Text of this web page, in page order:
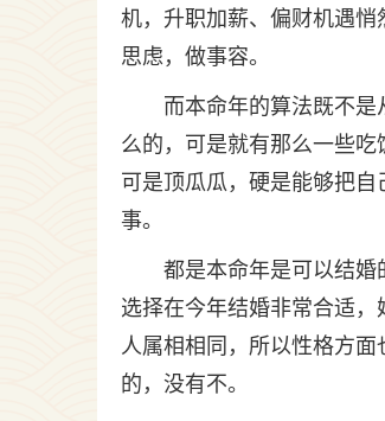
机，升职加薪、偏财机遇
思虑，做事容。
而本命年的算法既不
么的，可是就有那么一些
可是顶瓜瓜，硬是能够把
事。
都是本命年是可以结
选择在今年结婚非常合适
人属相相同，所以性格方
的，没有不。